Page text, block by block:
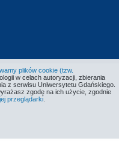
plików cookie (tzw.
w celach autoryzacji, zbierania
z serwisu Uniwersytetu Gdańskiego.
zgodę na ich użycie, zgodnie
przeglądarki